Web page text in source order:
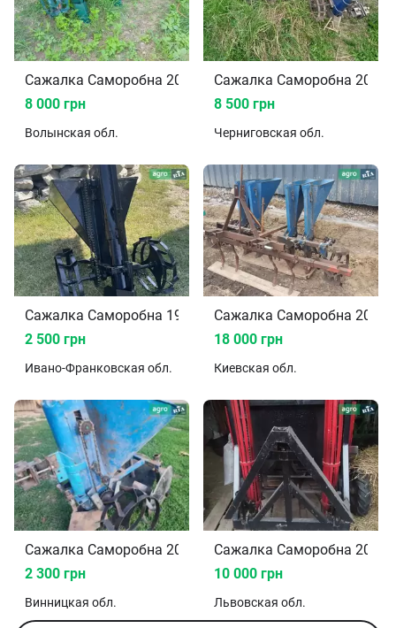
Сажалка Саморобна 2024
8 000 грн
Волынская обл.
Сажалка Саморобна 2022
8 500 грн
Черниговская обл.
Сажалка Саморобна 1999
2 500 грн
Ивано-Франковская обл.
Сажалка Саморобна 2014
18 000 грн
Киевская обл.
Сажалка Саморобна 2025
2 300 грн
Винницкая обл.
Сажалка Саморобна 2024
10 000 грн
Львовская обл.